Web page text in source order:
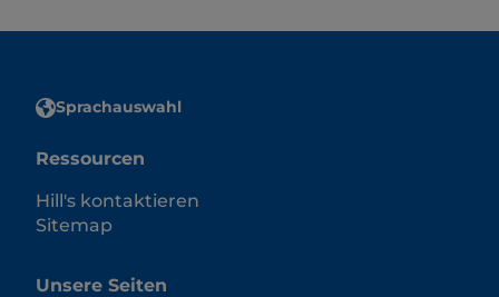
Sprachauswahl
Ressourcen
Hill's kontaktieren
Sitemap
Unsere Seiten